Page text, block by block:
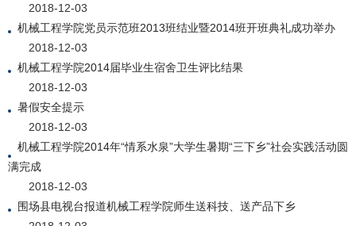
2018-12-03
机械工程学院党员示范班2013班结业暨2014班开班典礼成功举办
2018-12-03
机械工程学院2014届毕业生宿舍卫生评比结果
2018-12-03
暑假安全提示
2018-12-03
机械工程学院2014年“情系水泉”大学生暑期“三下乡”社会实践活动圆
满完成
2018-12-03
围场县电视台报道机械工程学院师生送科技、送产品下乡